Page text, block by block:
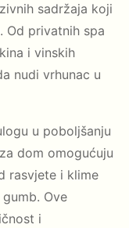
sadržaja koji
Od privatnih spa
i vinskih
nudi vrhunac u
u poboljšanju
dom omogućuju
rasvjete i klime
Ove
i